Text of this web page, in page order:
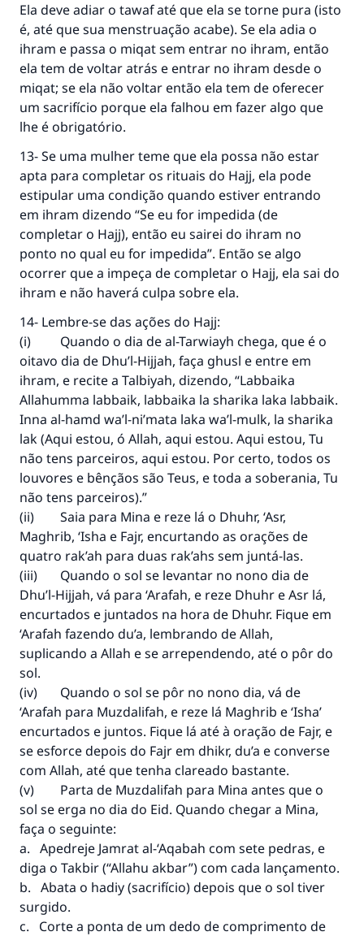
Ela deve adiar o tawaf até que ela se torne pura (isto
é, até que sua menstruação acabe). Se ela adia o
ihram e passa o miqat sem entrar no ihram, então
ela tem de voltar atrás e entrar no ihram desde o
miqat; se ela não voltar então ela tem de oferecer
um sacrifício porque ela falhou em fazer algo que
lhe é obrigatório.
13- Se uma mulher teme que ela possa não estar
apta para completar os rituais do Hajj, ela pode
estipular uma condição quando estiver entrando
em ihram dizendo “Se eu for impedida (de
completar o Hajj), então eu sairei do ihram no
ponto no qual eu for impedida”. Então se algo
ocorrer que a impeça de completar o Hajj, ela sai do
ihram e não haverá culpa sobre ela.
14- Lembre-se das ações do Hajj:
(i) Quando o dia de al-Tarwiayh chega, que é o
oitavo dia de Dhu’l-Hijjah, faça ghusl e entre em
ihram, e recite a Talbiyah, dizendo, “Labbaika
Allahumma labbaik, labbaika la sharika laka labbaik.
Inna al-hamd wa’l-ni’mata laka wa’l-mulk, la sharika
lak (Aqui estou, ó Allah, aqui estou. Aqui estou, Tu
não tens parceiros, aqui estou. Por certo, todos os
louvores e bênçãos são Teus, e toda a soberania, Tu
não tens parceiros).”
(ii) Saia para Mina e reze lá o Dhuhr, ‘Asr,
Maghrib, ‘Isha e Fajr, encurtando as orações de
quatro rak’ah para duas rak’ahs sem juntá-las.
(iii) Quando o sol se levantar no nono dia de
Dhu’l-Hijjah, vá para ‘Arafah, e reze Dhuhr e Asr lá,
encurtados e juntados na hora de Dhuhr. Fique em
‘Arafah fazendo du’a, lembrando de Allah,
suplicando a Allah e se arrependendo, até o pôr do
sol.
(iv) Quando o sol se pôr no nono dia, vá de
‘Arafah para Muzdalifah, e reze lá Maghrib e ‘Isha’
encurtados e juntos. Fique lá até à oração de Fajr, e
se esforce depois do Fajr em dhikr, du’a e converse
com Allah, até que tenha clareado bastante.
(v) Parta de Muzdalifah para Mina antes que o
sol se erga no dia do Eid. Quando chegar a Mina,
faça o seguinte:
a. Apedreje Jamrat al-‘Aqabah com sete pedras, e
diga o Takbir (“Allahu akbar”) com cada lançamento.
b. Abata o hadiy (sacrifício) depois que o sol tiver
surgido.
c. Corte a ponta de um dedo de comprimento de
A resposta n° 110845 salvou um
casamento.
Ajude-nos a responder à Ummah
O Profeta ﷺ disse,
"Quem quer que incentive outros a fazer o
que é bom receberá a mesma recompensa
(MUSLIM, 1893)
CONTRIBUIR